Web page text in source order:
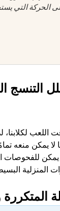
الحركة التي